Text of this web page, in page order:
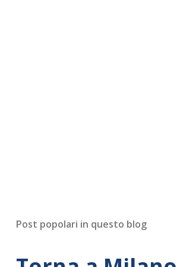
Post popolari in questo blog